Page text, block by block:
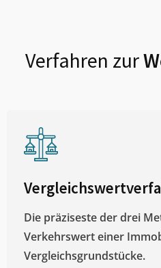
Verfahren zur
Die präziseste der drei
Verkehrswert einer
Vergleichsgrundstücke.